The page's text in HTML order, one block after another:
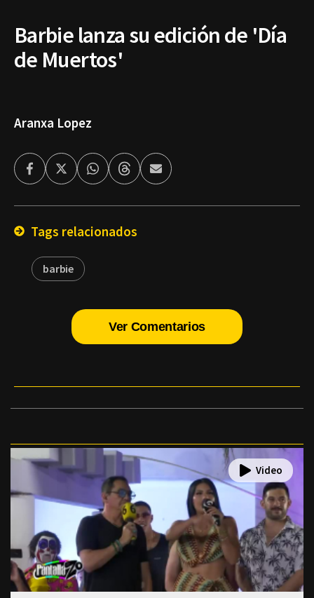
Barbie lanza su edición de 'Día
de Muertos'
Aranxa Lopez
FacebookTwitterWhatsappThreadsEnviar
por
Tags relacionados
barbie
Ver Comentarios